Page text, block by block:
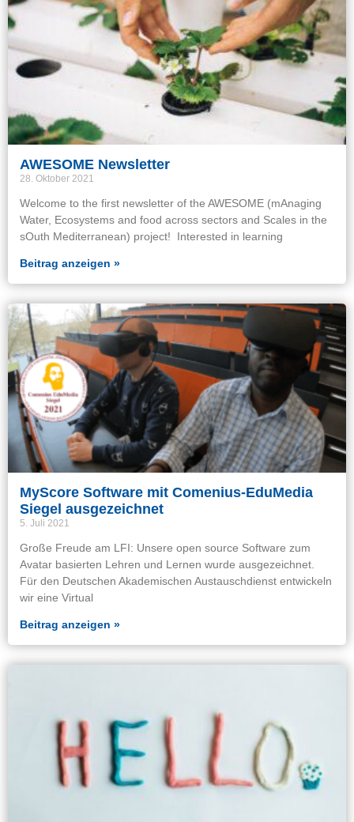
AWESOME Newsletter
28. Oktober 2021
Welcome to the first newsletter of the AWESOME (mAnaging
Water, Ecosystems and food across sectors and Scales in the
sOuth Mediterranean) project! Interested in learning
Beitrag anzeigen »
MyScore Software mit Comenius-EduMedia
Siegel ausgezeichnet
5. Juli 2021
Große Freude am LFI: Unsere open source Software zum
Avatar basierten Lehren und Lernen wurde ausgezeichnet.
Für den Deutschen Akademischen Austauschdienst entwickeln
wir eine Virtual
Beitrag anzeigen »